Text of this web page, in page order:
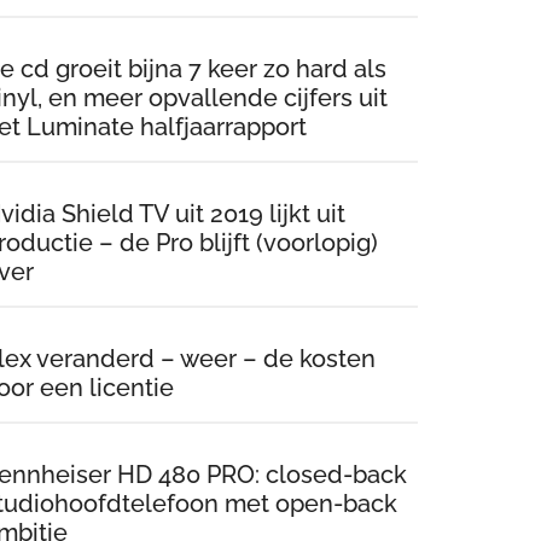
cd groeit bijna 7 keer zo hard als
en meer opvallende cijfers uit
Luminate halfjaarrapport
Shield TV uit 2019 lijkt uit
– de Pro blijft (voorlopig)
veranderd – weer – de kosten
een licentie
HD 480 PRO: closed-back
met open-back